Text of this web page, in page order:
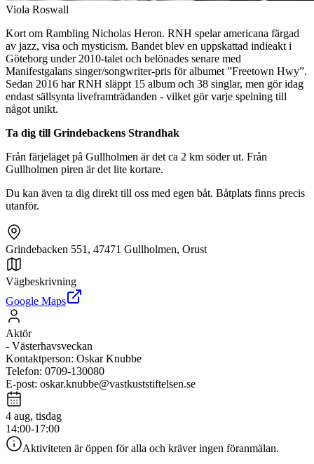
Viola Roswall
Kort om Rambling Nicholas Heron. RNH spelar americana färgad
av jazz, visa och mysticism. Bandet blev en uppskattad indieakt i
Göteborg under 2010-talet och belönades senare med
Manifestgalans singer/songwriter-pris för albumet ”Freetown Hwy”.
Sedan 2016 har RNH släppt 15 album och 38 singlar, men gör idag
endast sällsynta liveframträdanden - vilket gör varje spelning till
något unikt.
Ta dig till Grindebackens Strandhak
Från färjeläget på Gullholmen är det ca 2 km söder ut. Från
Gullholmen piren är det lite kortare.
Du kan även ta dig direkt till oss med egen båt. Båtplats finns precis
utanför.
Grindebacken 551, 47471 Gullholmen, Orust
Vägbeskrivning
Google Maps
Aktör
- Västerhavsveckan
Kontaktperson: Oskar Knubbe
Telefon: 0709-130080
E-post: oskar.knubbe@vastkuststiftelsen.se
4 aug, tisdag
14:00-17:00
Aktiviteten är öppen för alla och kräver ingen föranmälan.